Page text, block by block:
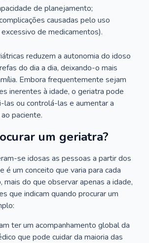
de planejamento;
causadas pelo uso
de medicamentos).
reduzem a autonomia do idoso
do dia a dia, deixando-o mais
Embora frequentemente sejam
inerentes à idade, o geriatra pode
las ou controlá-las e aumentar a
paciente.
um geriatra?
se idosas as pessoas a partir dos
é um conceito que varia para cada
mais do que observar apenas a idade,
que indicam quando procurar um
ter um acompanhamento global da
que pode cuidar da maioria das